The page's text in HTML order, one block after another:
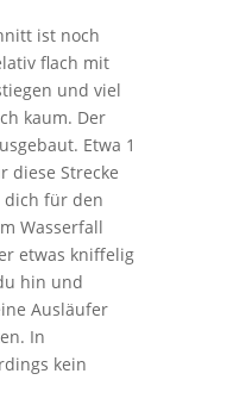
ist noch
flach mit
und viel
kaum. Der
Etwa 1
diese Strecke
dich für den
Wasserfall
etwas kniffelig
hin und
Ausläufer
In
kein